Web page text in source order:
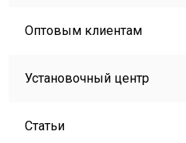
Оптовым клиентам
Установочный центр
Статьи